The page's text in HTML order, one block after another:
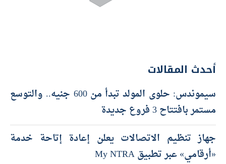
أحدث المقالات
سيموندس: حلوى المولد تبدأ من 600 جنيه.. والتوسع
مستمر بافتتاح 3 فروع جديدة
جهاز تنظيم الاتصالات يعلن إعادة إتاحة خدمة
«أرقامي» عبر تطبيق My NTRA